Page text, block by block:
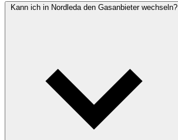
Kann ich in Nordleda den Gasanbieter wechseln?